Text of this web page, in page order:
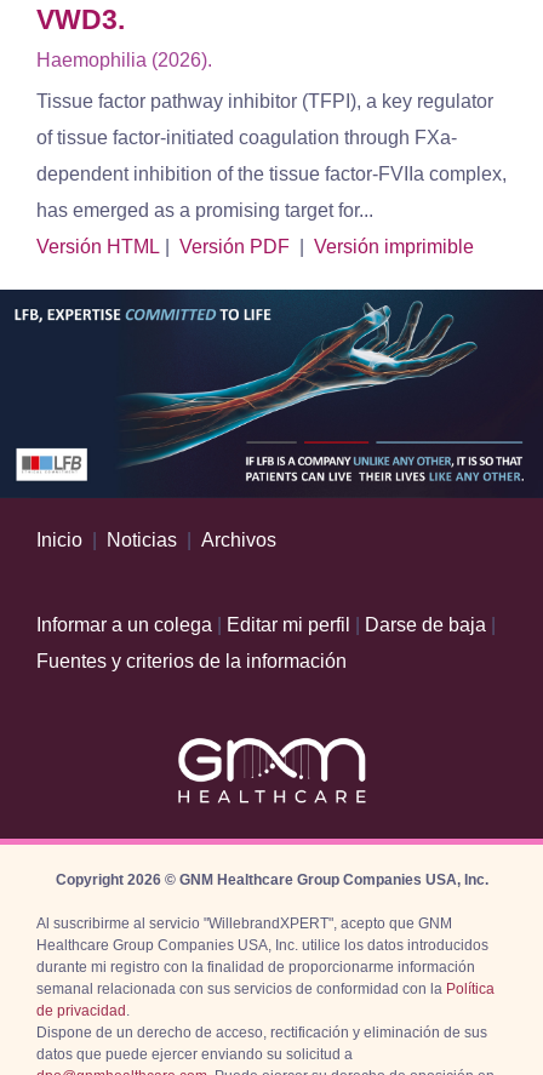
VWD3.
Haemophilia (2026).
Tissue factor pathway inhibitor (TFPI), a key regulator
of tissue factor-initiated coagulation through FXa-
dependent inhibition of the tissue factor-FVIIa complex,
has emerged as a promising target for...
Versión HTML
Versión PDF Versión imprimible
Inicio Noticias Archivos
Informar a un colega Editar mi perfil Darse de baja
Fuentes y criterios de la información
Copyright 2026 © GNM Healthcare Group Companies USA, Inc.
Al suscribirme al servicio "WillebrandXPERT", acepto que GNM
Healthcare Group Companies USA, Inc. utilice los datos introducidos
durante mi registro con la finalidad de proporcionarme información
semanal relacionada con sus servicios de conformidad con la Política
de privacidad .
Dispone de un derecho de acceso, rectificación y eliminación de sus
datos que puede ejercer enviando su solicitud a